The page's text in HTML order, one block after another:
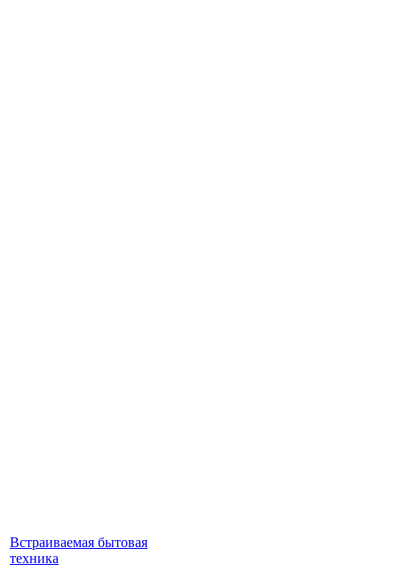
Встраиваемая бытовая
техника